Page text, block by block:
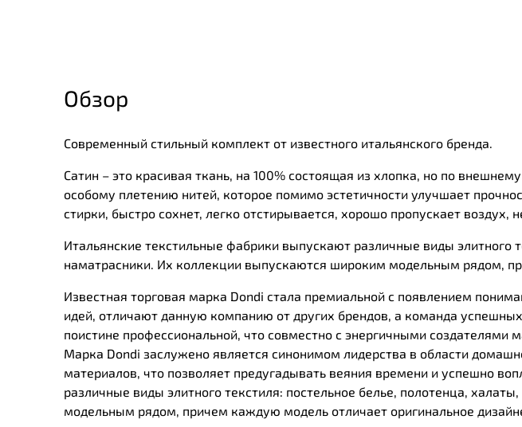
Обзор
Современный стильный комплект от известного итальянского бренда.
Сатин – это красивая ткань, на 100% состоящая из хлопка, но по
особому плетению нитей, которое помимо эстетичности улучшает
стирки, быстро сохнет, легко отстирывается, хорошо пропускает воздух,
Итальянские текстильные фабрики выпускают различные виды элитного
наматрасники. Их коллекции выпускаются широким модельным рядом,
Известная торговая марка Dondi стала премиальной с появлением
идей, отличают данную компанию от других брендов, а команда
поистине профессиональной, что совместно с энергичными создателями
Марка Dondi заслужено является синонимом лидерства в области
материалов, что позволяет предугадывать веяния времени и успешно
различные виды элитного текстиля: постельное белье, полотенца,
модельным рядом, причем каждую модель отличает оригинальное